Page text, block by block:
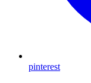
pinterest